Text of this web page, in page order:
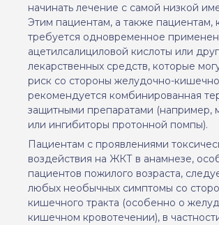
начинать лечение с самой низкой
Этим пациентам, а также пациентам,
требуется одновременное
ацетилсалициловой кислоты или
лекарственных средств, которые
риск со стороны желудочно-
рекомендуется комбинированная
защитными препаратами (например,
или ингибиторы протонной помпы).
Пациентам с проявлениями
воздействия на ЖКТ в анамнезе,
пациентов пожилого возраста,
любых необычных симптомы со
кишечного тракта (особенно о
кишечном кровотечении), в